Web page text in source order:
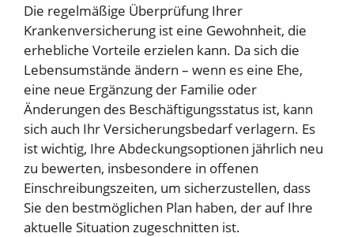
Die regelmäßige Überprüfung Ihrer
Krankenversicherung ist eine Gewohnheit, die
erhebliche Vorteile erzielen kann. Da sich die
Lebensumstände ändern – wenn es eine Ehe,
eine neue Ergänzung der Familie oder
Änderungen des Beschäftigungsstatus ist, kann
sich auch Ihr Versicherungsbedarf verlagern. Es
ist wichtig, Ihre Abdeckungsoptionen jährlich neu
zu bewerten, insbesondere in offenen
Einschreibungszeiten, um sicherzustellen, dass
Sie den bestmöglichen Plan haben, der auf Ihre
aktuelle Situation zugeschnitten ist.